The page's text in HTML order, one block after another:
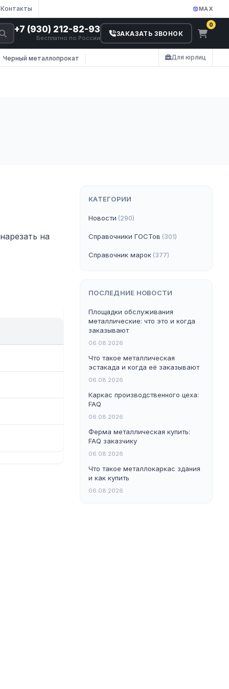
Контакты MAX
+7 (930) 212-82-93
Бесплатно по России
ЗАКАЗАТЬ ЗВОНОК
0
Черный металлопрокат Для юрлиц
на
КАТЕГОРИИ
Новости (290)
Справочники ГОСТов (301)
Справочник марок (377)
ПОСЛЕДНИЕ НОВОСТИ
Площадки обслуживания
металлические: что это и когда
заказывают
06.08.2026
Что такое металлическая
эстакада и когда её заказывают
06.08.2026
Каркас производственного цеха:
FAQ
06.08.2026
Ферма металлическая купить:
FAQ заказчику
06.08.2026
Что такое металлокаркас здания
и как купить
06.08.2026